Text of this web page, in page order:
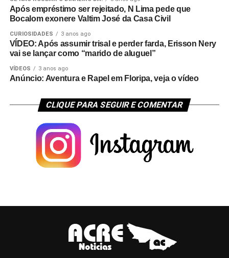
Após empréstimo ser rejeitado, N Lima pede que
Bocalom exonere Valtim José da Casa Civil
CURIOSIDADES 3 anos ago
VÍDEO: Após assumir trisal e perder farda, Erisson Nery
vai se lançar como “marido de aluguel”
VÍDEOS 3 anos ago
Anúncio: Aventura e Rapel em Floripa, veja o vídeo
CLIQUE PARA SEGUIR E COMENTAR